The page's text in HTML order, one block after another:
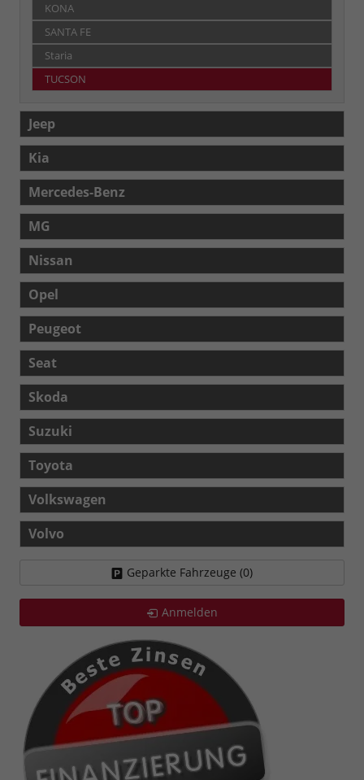
KONA
SANTA FE
Staria
TUCSON
Jeep
Kia
Mercedes-Benz
MG
Nissan
Opel
Peugeot
Seat
Skoda
Suzuki
Toyota
Volkswagen
Volvo
Geparkte Fahrzeuge (0)
Anmelden